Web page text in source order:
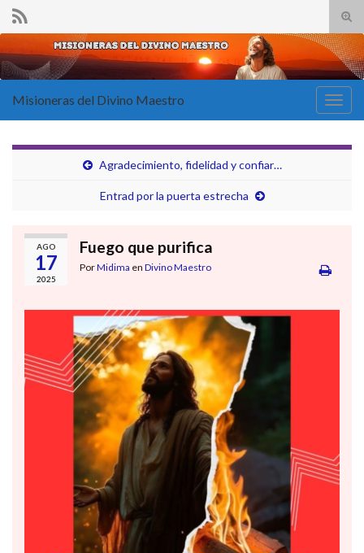
el
de
Search for:
la
Misioneras del Divino Maestro
Agradecimiento, fidelidad y confiar…
Entrad por la puerta estrecha
AGO
17
2025
Fuego que purifica
PorMidima en Divino Maestro